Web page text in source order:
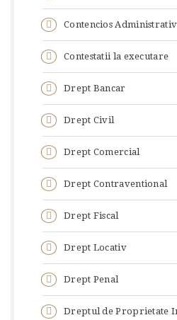
Contencios Administrativ
Contestatii la executare
Drept Bancar
Drept Civil
Drept Comercial
Drept Contraventional
Drept Fiscal
Drept Locativ
Drept Penal
Dreptul de Proprietate